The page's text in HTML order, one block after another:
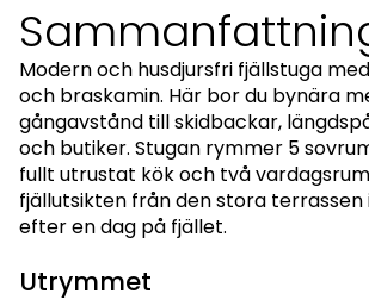
Modern och husdjursfri fjällstuga
och braskamin. Här bor du bynära
gångavstånd till skidbackar,
och butiker. Stugan rymmer 5
fullt utrustat kök och två
fjällutsikten från den stora terrassen
efter en dag på fjället.
Utrymmet